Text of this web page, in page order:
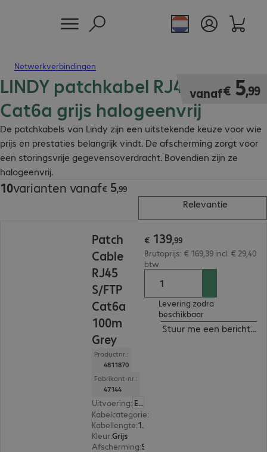
Netwerkverbindingen
LINDY patchkabel RJ45 S/FTP
Cat6a grijs halogeenvrij
De patchkabels van Lindy zijn een uitstekende keuze voor wie
prijs en prestaties belangrijk vindt. De afscherming zorgt voor
een storingsvrije gegevensoverdracht. Bovendien zijn ze
halogeenvrij.
vanaf€ 5,99
€ 5,99
10varianten vanaf€ 5,99
€ 5,99
Relevantie
Patch
Cable
RJ45
S/FTP
Cat6a
100m
Grey
Productnr.:
4811870
Fabrikant-nr.:
47144
Uitvoering: Europa
Kabelcategorie:
Kabellengte: 100 m
Kleur:Grijs
Afscherming:
€ 139,99
Brutoprijs: € 169,39 incl. € 29,40
btw
Levering zodra
beschikbaar
Stuur me een bericht